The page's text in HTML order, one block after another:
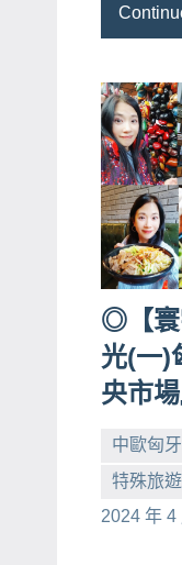
◎【寰
光(一)
央市
中歐匈牙
特殊旅
2024 年 4
小
芳
No
comments